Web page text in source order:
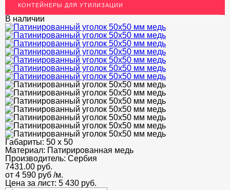
МЕТАЛЛИЧЕСКИЕ ПОРОГИ НАПОЛЬНЫЕ (ДЛЯ ПОЛА),
РАСКЛАДКА, ПЛИНТУС
ПОТОЛКИ
АКЦИИ
НЕДОРОГОЙ МЕТАЛЛОПРОКАТ
КОНТЕЙНЕРЫ ДЛЯ УТИЛИЗАЦИИ
В наличии
Габариты: 50 х 50
Материал: Патирированная медь
Производитель: Сербия
7431.00 руб.
от 4 590 руб /м.
Цена за лист: 5 430 руб.